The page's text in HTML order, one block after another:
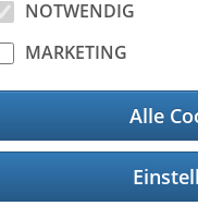
& Drucker
NOTWENDIG
MARKETING
Alle